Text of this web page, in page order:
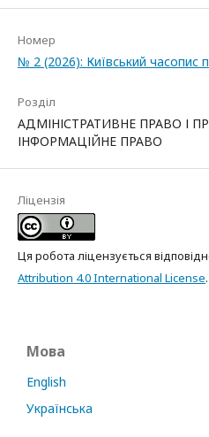
Номер
№ 2 (2026): Київський часопис
Розділ
АДМІНІСТРАТИВНЕ ПРАВО І
ІНФОРМАЦІЙНЕ ПРАВО
Ліцензія
Ця робота ліцензується
Attribution 4.0 International License.
Мова
English
Українська